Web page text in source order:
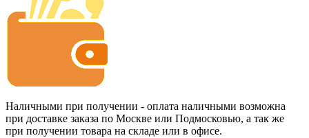
Наличными при получении - оплата наличными возможна
при доставке заказа по Москве или Подмосковью, а так же
при получении товара на складе или в офисе.